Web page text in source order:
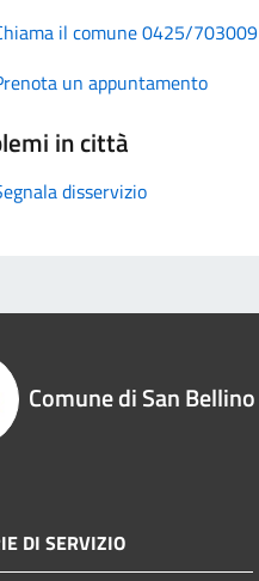
il comune 0425/703009
un appuntamento
in città
disservizio
Comune di San Bellino
DI SERVIZIO